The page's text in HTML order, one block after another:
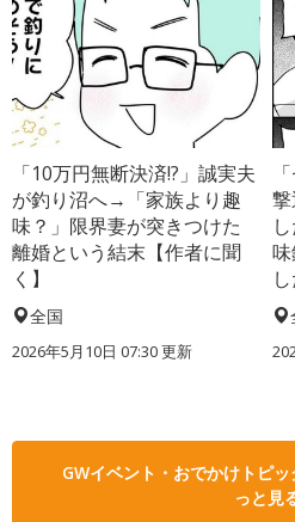
「10万円無断決済!?」誠実夫
が釣り沼へ→「家族より趣
味？」限界妻が突きつけた
離婚という結末【作者に聞
く】
全国
2026年5月10日 07:30 更新
GWイベント・おでかけトピ
っと見